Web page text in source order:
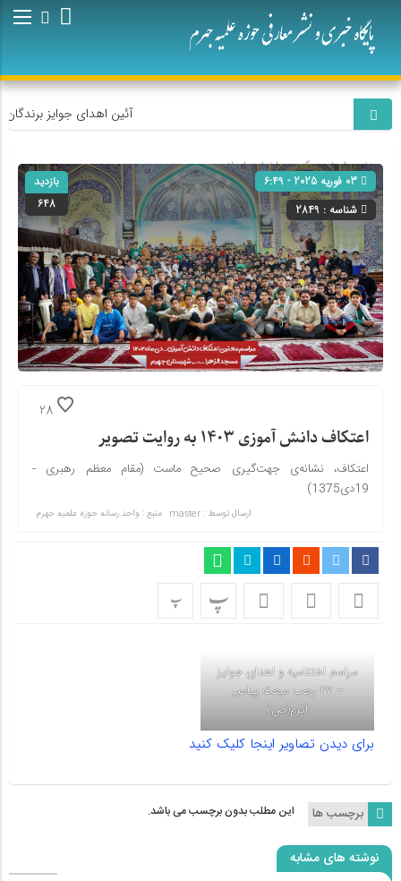
آئین اهدای جوایز
صفحه اصلی» گروه »اخبار»اسلایدر
شناسه : 2849
بازدید
648
28
اعتکاف دانش آموزی ۱۴۰۳ به روایت تصویر
اعتکاف، نشانه‌ی جهت‌گیری صحیح ماست (مقام معظم رهبری -
19دی1375)
ارسال توسط : master منبع : واحد رسانه حوزه علمیه جهرم
پ پ
مراسم اختتامیه و اهدای جوایز
– ۲۷ رجب مبعث پیامبر
اکرم(ص)
برای دیدن تصاویر اینجا کلیک کنید
برچسب ها این مطلب بدون برچسب می باشد.
نوشته های مشابه